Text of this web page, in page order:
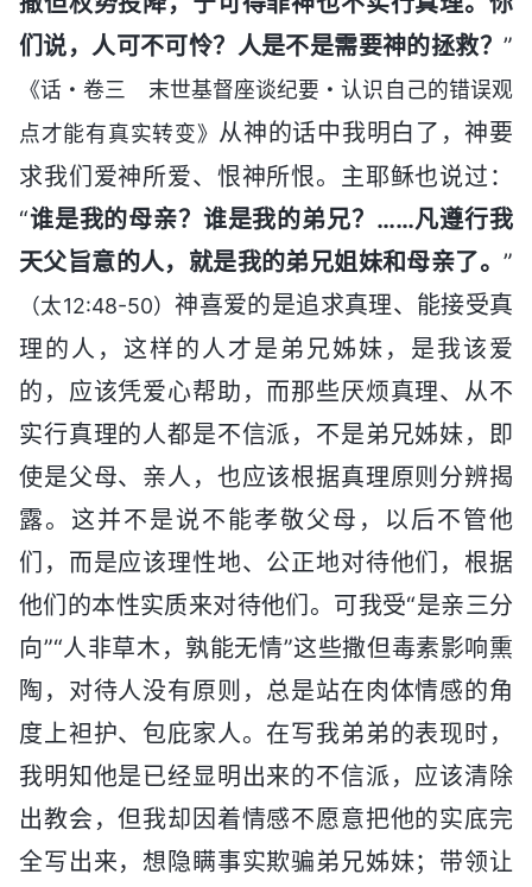
们说，人可不可怜？人是不是需要神的拯救？ ”
《话・卷三 末世基督座谈纪要・认识自己的错误观
点才能有真实转变》 从神的话中我明白了，神要
求我们爱神所爱、恨神所恨。主耶稣也说过：
“谁是我的母亲？谁是我的弟兄？……凡遵行我
天父旨意的人，就是我的弟兄姐妹和母亲了。 ”
（太12:48-50） 神喜爱的是追求真理、能接受真
理的人，这样的人才是弟兄姊妹，是我该爱
的，应该凭爱心帮助，而那些厌烦真理、从不
实行真理的人都是不信派，不是弟兄姊妹，即
使是父母、亲人，也应该根据真理原则分辨揭
露。这并不是说不能孝敬父母，以后不管他
们，而是应该理性地、公正地对待他们，根据
他们的本性实质来对待他们。可我受“是亲三分
向”“人非草木，孰能无情”这些撒但毒素影响熏
陶，对待人没有原则，总是站在肉体情感的角
度上袒护、包庇家人。在写我弟弟的表现时，
我明知他是已经显明出来的不信派，应该清除
出教会，但我却因着情感不愿意把他的实底完
全写出来，想隐瞒事实欺骗弟兄姊妹；带领让